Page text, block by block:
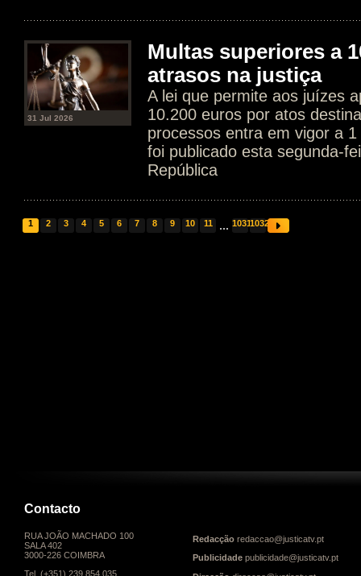
31 Jul 2026
Multas superiores a
atrasos na justiça
A lei que permite aos juízes
10.200 euros por atos
processos entra em vigor a
foi publicado esta segunda-
República
1 2 3 4 5 6 7 8 9 10 11 ... 10311032
Contacto
RUA JOÃO MACHADO 100
SALA 402
3000-226 COIMBRA
Tel. (+351) 239 854 035
Redacção redaccao@justicatv.pt
Publicidade publicidade@justicatv.pt